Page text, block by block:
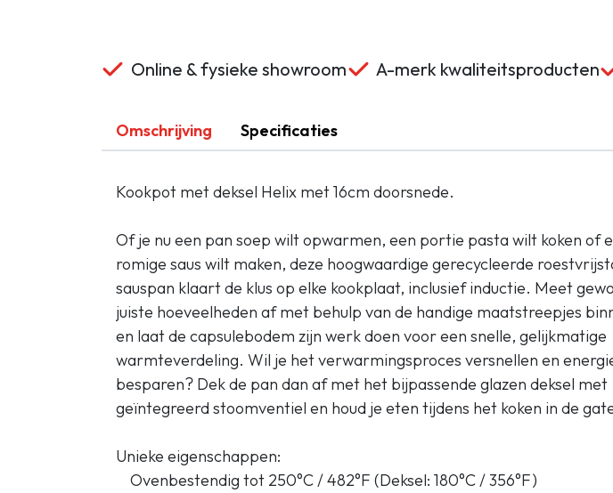
Online & fysieke showroom A-merk kwaliteitsproducten
Omschrijving Specificaties
Kookpot met deksel Helix met 16cm doorsnede.
Of je nu een pan soep wilt opwarmen, een portie pasta wilt koken of
romige saus wilt maken, deze hoogwaardige gerecycleerde
sauspan klaart de klus op elke kookplaat, inclusief inductie. Meet
juiste hoeveelheden af met behulp van de handige maatstreepjes
en laat de capsulebodem zijn werk doen voor een snelle, gelijkmatige
warmteverdeling. Wil je het verwarmingsproces versnellen en
besparen? Dek de pan dan af met het bijpassende glazen deksel met
geïntegreerd stoomventiel en houd je eten tijdens het koken in de
Unieke eigenschappen:
Ovenbestendig tot 250°C / 482°F (Deksel: 180°C / 356°F)